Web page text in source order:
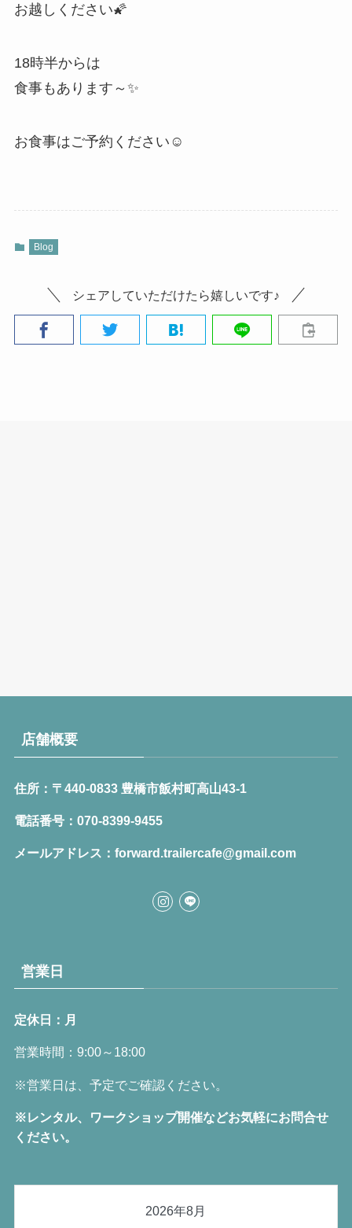
お越しください🌠
18時半からは
食事もあります～✨
お食事はご予約ください☺
Blog
シェアしていただけたら嬉しいです♪
店舗概要
住所：〒440-0833 豊橋市飯村町高山43-1
電話番号：070-8399-9455
メールアドレス：forward.trailercafe@gmail.com
営業日
定休日：月
営業時間：9:00～18:00
※営業日は、予定でご確認ください。
※レンタル、ワークショップ開催などお気軽にお問合せ
ください。
2026年8月